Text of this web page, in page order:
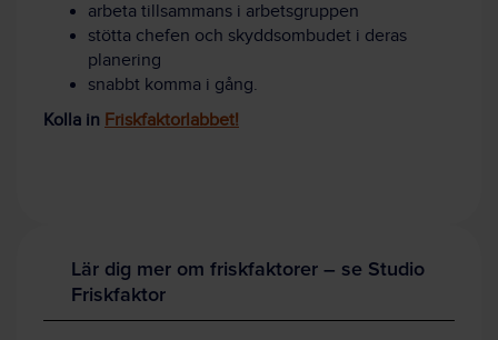
arbeta tillsammans i arbetsgruppen
stötta chefen och skyddsombudet i deras
planering
snabbt komma i gång.
Kolla in Friskfaktorlabbet!
Lär dig mer om friskfaktorer – se Studio
Friskfaktor